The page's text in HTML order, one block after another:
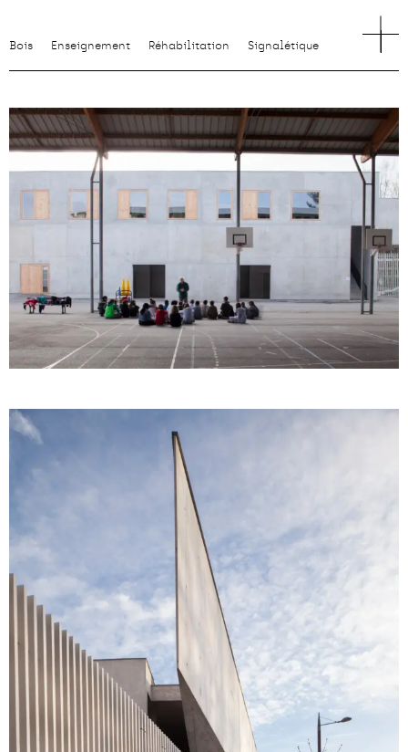
Bois Enseignement Réhabilitation Signalétique